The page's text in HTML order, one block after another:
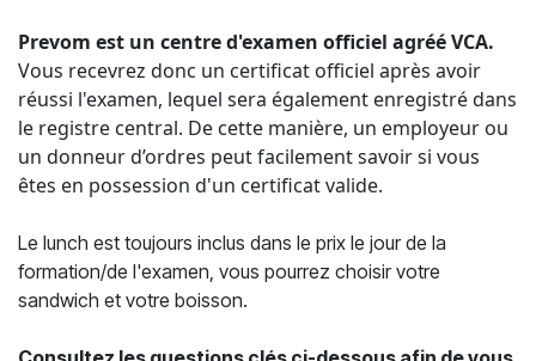
Prevom est un centre d'examen officiel agréé VCA.
Vous recevrez donc un certificat officiel après avoir
réussi l'examen, lequel sera également enregistré dans
le registre central. De cette manière, un employeur ou
un donneur d’ordres peut facilement savoir si vous
êtes en possession d'un certificat valide.
Le lunch est toujours inclus dans le prix le jour de la
formation/de l'examen, vous pourrez choisir votre
sandwich et votre boisson.